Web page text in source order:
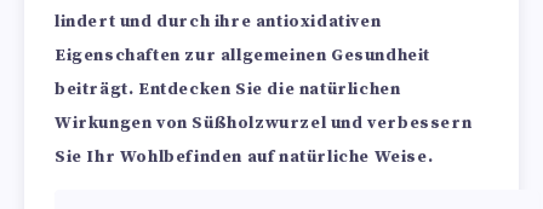
lindert und durch ihre antioxidativen
Eigenschaften zur allgemeinen Gesundheit
beiträgt. Entdecken Sie die natürlichen
Wirkungen von Süßholzwurzel und verbessern
Sie Ihr Wohlbefinden auf natürliche Weise.